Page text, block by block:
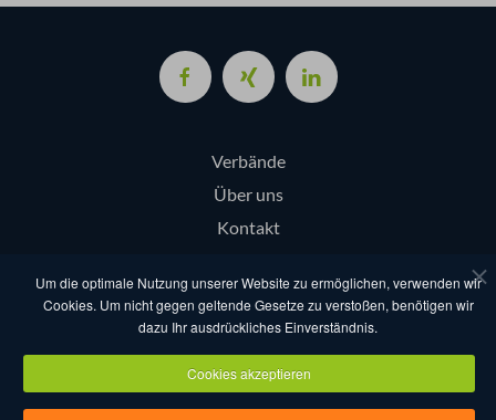
Verbände
Über uns
Kontakt
Datenschutz
Nutzungsbestimmungen
Impressum
Copyright eventcompanies.de 2025
Um die optimale Nutzung unserer Website zu ermöglichen, verwenden wir
Cookies. Um nicht gegen geltende Gesetze zu verstoßen, benötigen wir
dazu Ihr ausdrückliches Einverständnis.
Cookies akzeptieren